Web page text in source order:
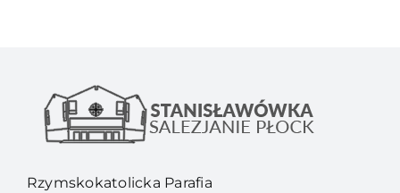
Rzymskokatolicka Parafia